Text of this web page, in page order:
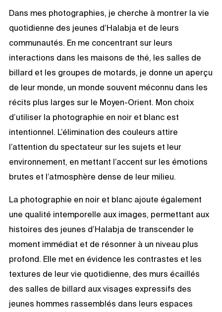
Dans mes photographies, je cherche à montrer la vie
quotidienne des jeunes d’Halabja et de leurs
communautés. En me concentrant sur leurs
interactions dans les maisons de thé, les salles de
billard et les groupes de motards, je donne un aperçu
de leur monde, un monde souvent méconnu dans les
récits plus larges sur le Moyen-Orient. Mon choix
d’utiliser la photographie en noir et blanc est
intentionnel. L’élimination des couleurs attire
l’attention du spectateur sur les sujets et leur
environnement, en mettant l’accent sur les émotions
brutes et l’atmosphère dense de leur milieu.
La photographie en noir et blanc ajoute également
une qualité intemporelle aux images, permettant aux
histoires des jeunes d’Halabja de transcender le
moment immédiat et de résonner à un niveau plus
profond. Elle met en évidence les contrastes et les
textures de leur vie quotidienne, des murs écaillés
des salles de billard aux visages expressifs des
jeunes hommes rassemblés dans leurs espaces